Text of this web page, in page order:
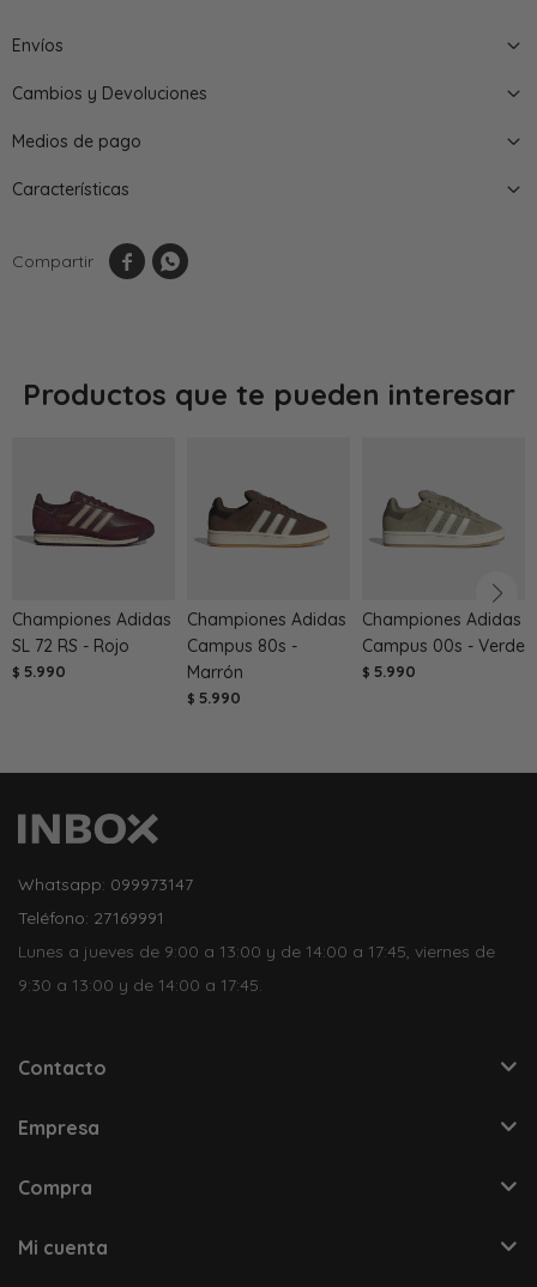
Envíos
Cambios y Devoluciones
Medios de pago
Características
 
Productos que te pueden interesar
Championes Adidas
SL 72 RS - Rojo
$ 5.990
Championes Adidas
Campus 80s -
Marrón
$ 5.990
Championes Adidas
Campus 00s - Verde
$ 5.990
Whatsapp: 099973147
Teléfono: 27169991
Lunes a jueves de 9:00 a 13:00 y de 14:00 a 17:45, viernes de
9:30 a 13:00 y de 14:00 a 17:45.
Contacto
Empresa
Compra
Mi cuenta